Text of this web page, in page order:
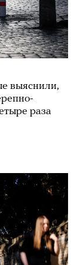
выяснили,
раза